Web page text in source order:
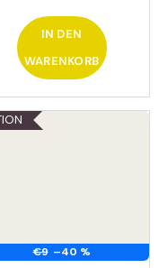
IN DEN
WARENKORB
€9 –40 %